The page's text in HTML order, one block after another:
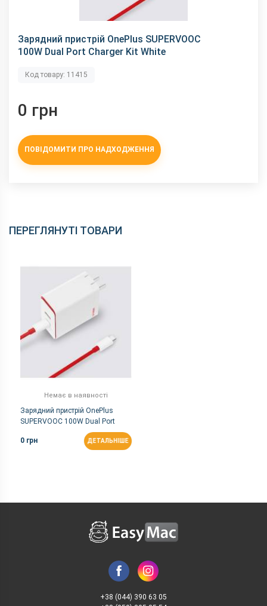
Зарядний пристрій OnePlus SUPERVOOC
100W Dual Port Charger Kit White
Код товару: 11415
0 грн
ПОВІДОМИТИ ПРО НАДХОДЖЕННЯ
ПЕРЕГЛЯНУТІ ТОВАРИ
Немає в наявності
Зарядний пристрій OnePlus
SUPERVOOC 100W Dual Port
0 грн
ДЕТАЛЬНІШЕ
+38 (044) 390 63 05